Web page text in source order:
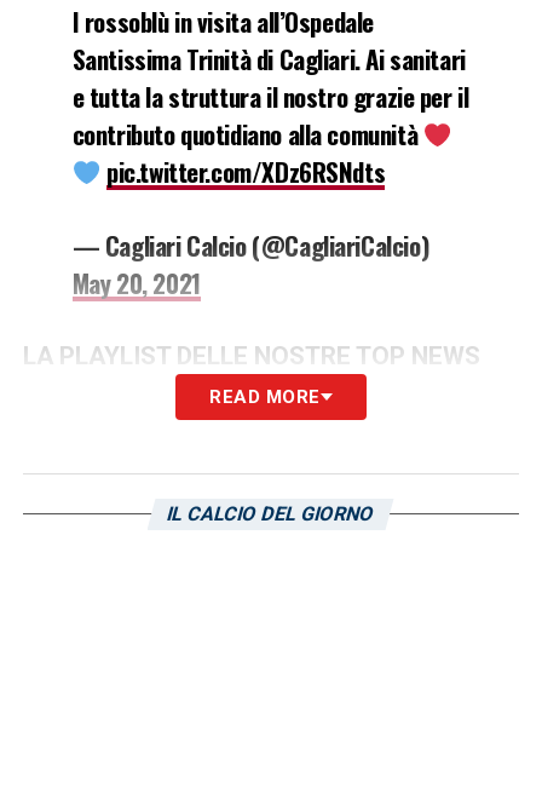
I rossoblù in visita all’Ospedale
Santissima Trinità di Cagliari. Ai sanitari
e tutta la struttura il nostro grazie per il
contributo quotidiano alla comunità
pic.twitter.com/XDz6RSNdts
— Cagliari Calcio (@CagliariCalcio)
May 20, 2021
LA PLAYLIST DELLE NOSTRE TOP NEWS
READ MORE
IL CALCIO DEL GIORNO